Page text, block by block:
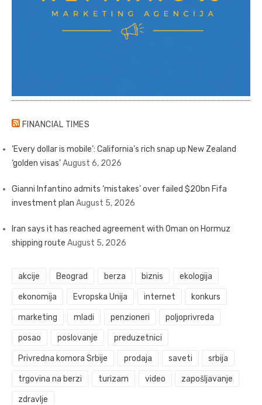
FINANCIAL TIMES
‘Every dollar is mobile’: California’s rich snap up New Zealand
‘golden visas’August 6, 2026
Gianni Infantino admits ‘mistakes’ over failed $20bn Fifa
investment plan August 5, 2026
Iran says it has reached agreement with Oman on Hormuz
shipping route August 5, 2026
akcije Beograd berza biznis ekologija
ekonomija Evropska Unija internet konkurs
marketing mladi penzioneri poljoprivreda
posao poslovanje preduzetnici
Privredna komora Srbije prodaja saveti srbija
trgovina na berzi turizam video zapošljavanje
zdravlje